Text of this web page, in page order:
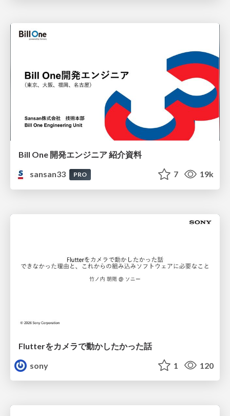
Bill One 開発エンジニア 紹介資料
sansan33
PRO 7 19k
Flutterをカメラで動かしたかった話
sony
1 120